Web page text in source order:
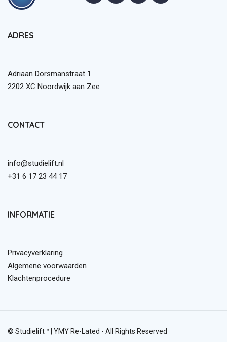
ADRES
Adriaan Dorsmanstraat 1
2202 XC Noordwijk aan Zee
CONTACT
info@studielift.nl
+31 6 17 23 44 17
INFORMATIE
Privacyverklaring
Algemene voorwaarden
Klachtenprocedure
© Studielift™ | YMY Re-Lated - All Rights Reserved